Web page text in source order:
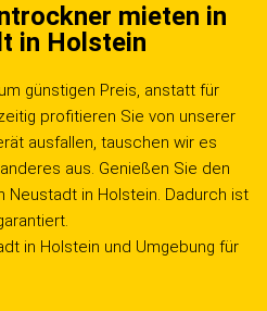
mieten in
in Holstein
günstigen Preis, anstatt für
profitieren Sie von unserer
ausfallen, tauschen wir es
aus. Genießen Sie den
Neustadt in Holstein. Dadurch ist
in Holstein und Umgebung für